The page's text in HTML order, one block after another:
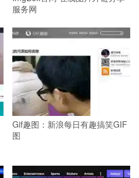
服务网
Gif趣图：新浪每日有趣搞笑GIF
图